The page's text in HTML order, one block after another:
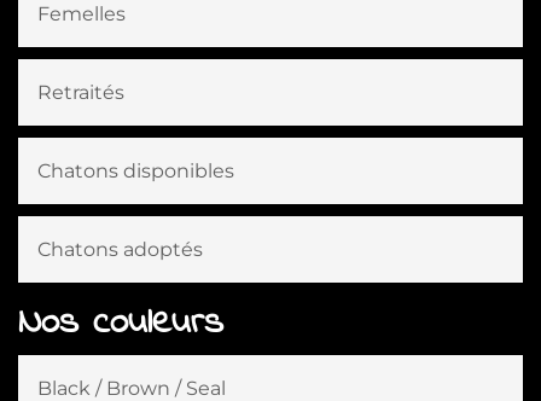
Femelles
Retraités
Chatons disponibles
Chatons adoptés
Nos couleurs
Black / Brown / Seal